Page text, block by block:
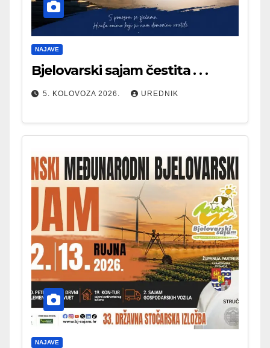
NAJAVE
Bjelovarski sajam čestita . . .
5. KOLOVOZA 2026. UREDNIK
NAJAVE